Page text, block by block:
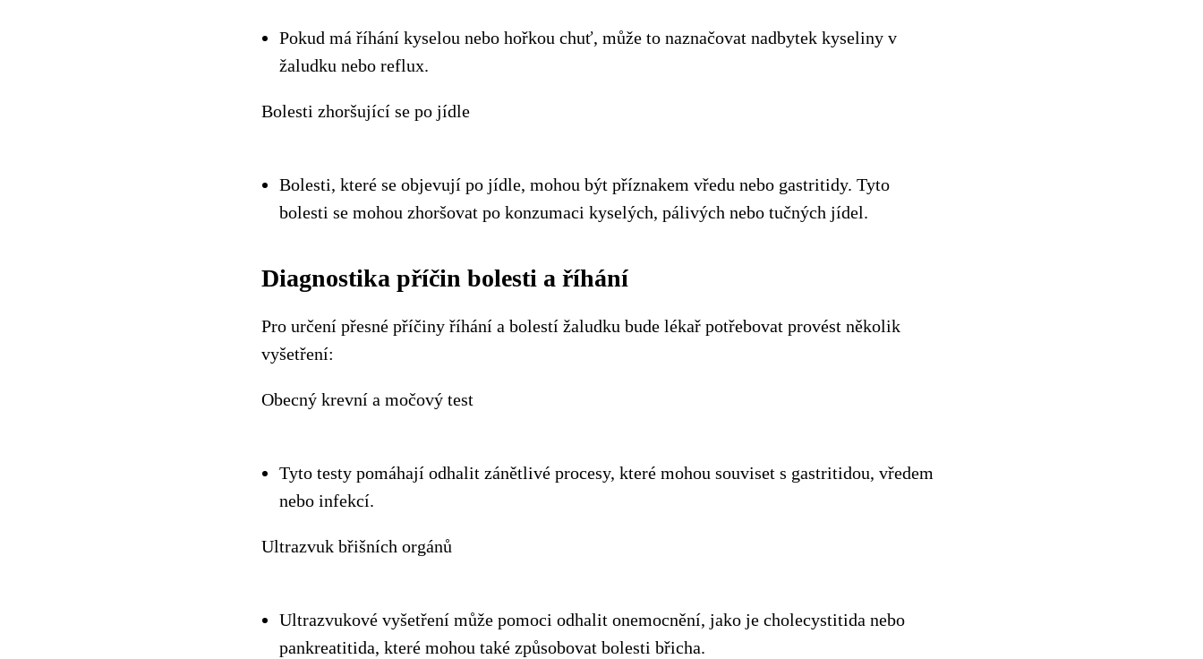
Pokud má říhání kyselou nebo hořkou chuť, může to naznačovat nadbytek kyseliny v
žaludku nebo reflux.
Bolesti zhoršující se po jídle
Bolesti, které se objevují po jídle, mohou být příznakem vředu nebo gastritidy. Tyto
bolesti se mohou zhoršovat po konzumaci kyselých, pálivých nebo tučných jídel.
Diagnostika příčin bolesti a říhání
Pro určení přesné příčiny říhání a bolestí žaludku bude lékař potřebovat provést několik
vyšetření:
Obecný krevní a močový test
Tyto testy pomáhají odhalit zánětlivé procesy, které mohou souviset s gastritidou, vředem
nebo infekcí.
Ultrazvuk břišních orgánů
Ultrazvukové vyšetření může pomoci odhalit onemocnění, jako je cholecystitida nebo
pankreatitida, které mohou také způsobovat bolesti břicha.